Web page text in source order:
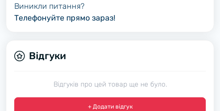
Виникли питання?
Телефонуйте прямо зараз!
Відгуки
Відгуків про цей товар ще не було.
+ Додати відгук